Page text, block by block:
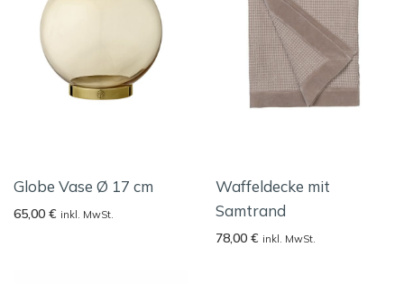
Globe Vase Ø 17 cm
65,00 € inkl. MwSt.
Waffeldecke mit
Samtrand
78,00 € inkl. MwSt.